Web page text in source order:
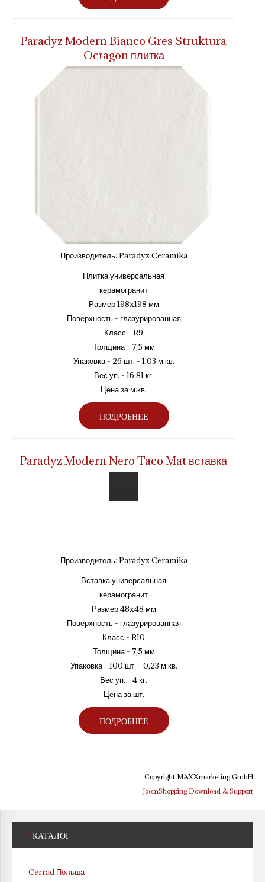
Paradyz Modern Bianco Gres Struktura
Octagon плитка
Производитель: Paradyz Ceramika
Плитка универсальная
керамогранит
Размер 198x198 мм
Поверхность - глазурированная
Класс - R9
Толщина - 7,5 мм
Упаковка - 26 шт. - 1,03 м.кв.
Вес уп. - 16.81 кг.
Цена за м.кв.
ПОДРОБНЕЕ
Paradyz Modern Nero Taco Mat вставка
Производитель: Paradyz Ceramika
Вставка универсальная
керамогранит
Размер 48x48 мм
Поверхность - глазурированная
Класс - R10
Толщина - 7,5 мм
Упаковка - 100 шт. - 0,23 м.кв.
Вес уп. - 4 кг.
Цена за шт.
ПОДРОБНЕЕ
Copyright MAXXmarketing GmbH
JoomShopping Download & Support
* КАТАЛОГ
Cerrad Польша